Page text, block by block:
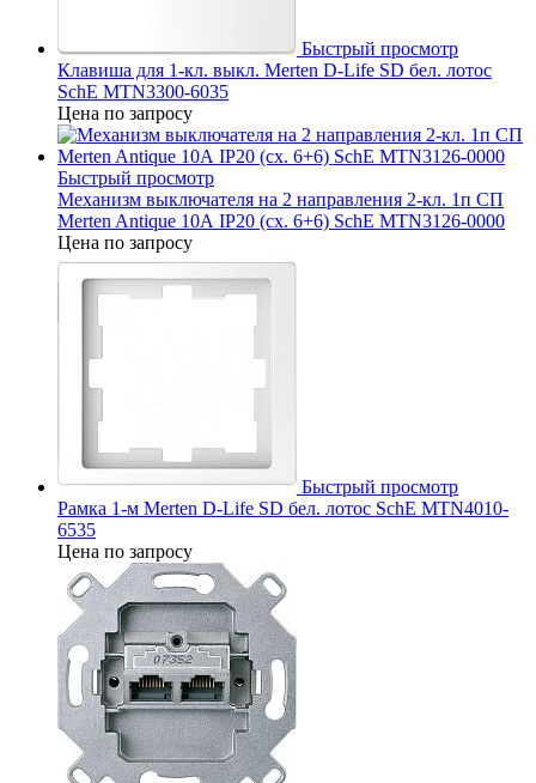
Быстрый просмотр
Клавиша для 1-кл. выкл. Merten D-Life SD бел. лотос
SchE MTN3300-6035
Цена по запросу
Быстрый просмотр
Механизм выключателя на 2 направления 2-кл. 1п СП
Merten Antique 10А IP20 (сх. 6+6) SchE MTN3126-0000
Цена по запросу
Быстрый просмотр
Рамка 1-м Merten D-Life SD бел. лотос SchE MTN4010-
6535
Цена по запросу